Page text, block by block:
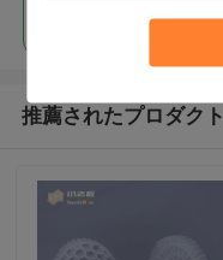
推薦されたプロダクト